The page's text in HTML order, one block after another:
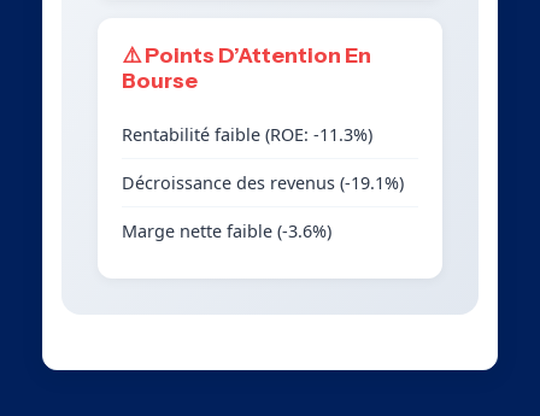
⚠️ Points D’Attention En
Bourse
Rentabilité faible (ROE: -11.3%)
Décroissance des revenus (-19.1%)
Marge nette faible (-3.6%)